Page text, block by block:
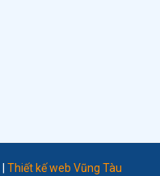
Thiết kế web Vũng Tàu